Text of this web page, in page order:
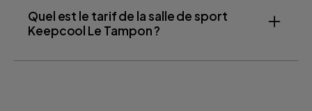
Quel est le tarif de la salle de sport
Keepcool Le Tampon ?